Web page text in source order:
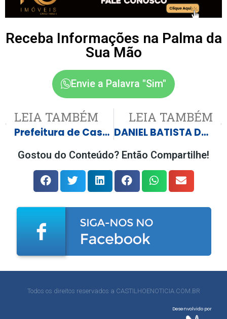
Receba Informações na Palma da
Sua Mão
Envie a Palavra "Sim"
LEIA TAMBÉM
Prefeitura de Castilho inicia venda de camarotes para a 29ª Festa do Peão; Trio Parada Dura, Yasmin Santos e Cesar & Paulinho estão confirmados
LEIA TAMBÉM
DANIEL BATISTA DE OLIVEIRA MDB FALA DO REPASSE E TAMBÉM DA CAUSA ANIMAL
Gostou do Conteúdo? Então Compartilhe!
Todos os direitos reservados a CASTILHOENOTICIA.COM.BR
Desenvolvido por